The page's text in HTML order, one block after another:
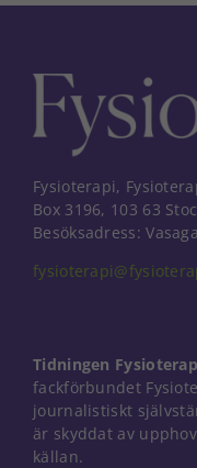
Fysioterapi,
Box 3196, 103 63
Besöksadress:
Tidningen
fackförbundet
journalistiskt
är skyddat av
källan.